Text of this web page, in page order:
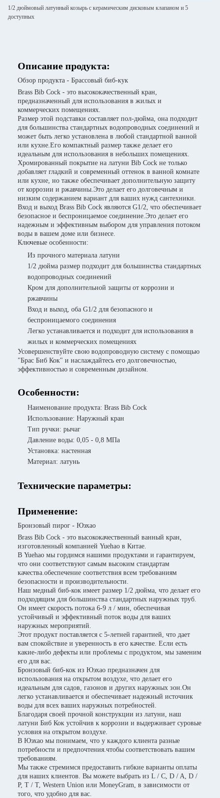
1/2 дюймовый латунный козырь с керамическим дисковым клапаном и 5
доступных
Описание продукта:
Обзор продукта - Брассовый биб-кук
Brass Bib Cock - это высококачественный кран,
предназначенный для использования в жилых и
коммерческих помещениях.
Размер этой подставки составляет пол-дюйма, она подходит
для большинства стандартных водопроводных соединений и
может быть легко установлена в любой стандартной ванной
или кухне.Его компактный размер также делает его
идеальным для использования в небольших помещениях.
Хромированный покрытие на латуни Bib Cock не только
добавляет гладкий и современный оттенок в ванной комнате
или кухне, но также обеспечивает дополнительную защиту
от коррозии и ржавчины.Это делает его долговечным и
низким содержанием вариант для ваших нужд сантехники.
Вход и выход Brass Bib Cock являются G1/2, что обеспечивает
безопасное и беспроницаемое соединение.Это делает его
надежным и эффективным выбором для управления потоком
воды в вашем доме или бизнесе.
Ключевые особенности:
Из прочного материала латуни
1/2 дюйма размер подходит для большинства стандартных
водопроводных соединений
Кром для дополнительной защиты от коррозии и
ржавчины
Вход и выход, оба G1/2 для безопасного и
беспроницаемого соединения
Легко устанавливается и подходит для использования в
жилых и коммерческих помещениях
Усовершенствуйте свою водопроводную систему с помощью
"Брас Биб Кок" и наслаждайтесь его долговечностью,
эффективностью и современным дизайном.
Особенности:
Наименование продукта: Brass Bib Cock
Использование: Наружный кран
Тип ручки: рычаг
Давление воды: 0,05 - 0,8 МПа
Установка: настенная
Материал: латунь
Технические параметры:
Применение:
Бронзовый пирог - Юэхао
Brass Bib Cock - это высококачественный ванный кран,
изготовленный компанией Yuehao в Китае.
В Yuehao мы гордимся нашими продуктами и гарантируем,
что они соответствуют самым высоким стандартам
качества.обеспечение соответствия всем требованиям
безопасности и производительности.
Наш медный биб-кок имеет размер 1/2 дюйма, что делает его
подходящим для большинства стандартных наружных труб.
Он имеет скорость потока 6-9 л / мин, обеспечивая
устойчивый и эффективный поток воды для ваших
наружных мероприятий.
Этот продукт поставляется с 5-летней гарантией, что дает
вам спокойствие и уверенность в его качестве. Если есть
какие-либо дефекты или проблемы с продуктом, мы заменим
его для вас.
Бронзовый биб-кок из Юэхао предназначен для
использования на открытом воздухе, что делает его
идеальным для садов, газонов и других наружных зон.Он
легко устанавливается и обеспечивает надежный источник
воды для всех ваших наружных потребностей.
Благодаря своей прочной конструкции из латуни, наш
латуни Биб Кок устойчив к коррозии и выдерживает суровые
условия на открытом воздухе.
В Юэхао мы понимаем, что у каждого клиента разные
потребности и предпочтения.чтобы соответствовать вашим
требованиям.
Мы также стремимся предоставить гибкие варианты оплаты
для наших клиентов. Вы можете выбрать из L / C, D / A, D /
P, T / T, Western Union или MoneyGram, в зависимости от
того, что удобно для вас.